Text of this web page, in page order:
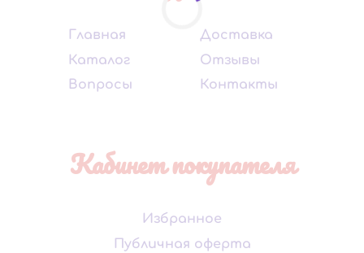
Главная
Каталог
Вопросы
Доставка
Отзывы
Контакты
Кабинет покупателя
Избранное
Публичная оферта